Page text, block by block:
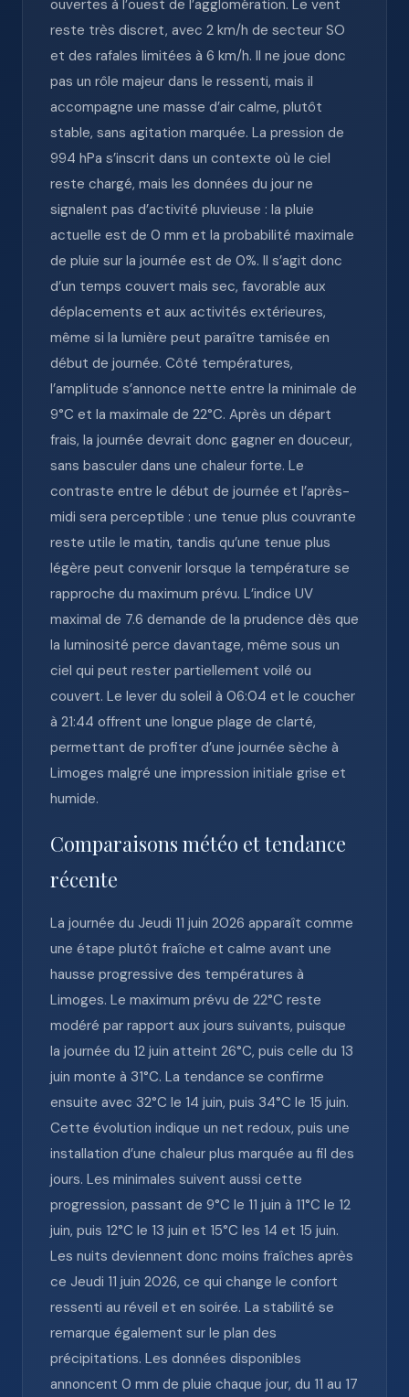
ouvertes à l’ouest de l’agglomération. Le vent
reste très discret, avec 2 km/h de secteur SO
et des rafales limitées à 6 km/h. Il ne joue donc
pas un rôle majeur dans le ressenti, mais il
accompagne une masse d’air calme, plutôt
stable, sans agitation marquée. La pression de
994 hPa s’inscrit dans un contexte où le ciel
reste chargé, mais les données du jour ne
signalent pas d’activité pluvieuse : la pluie
actuelle est de 0 mm et la probabilité maximale
de pluie sur la journée est de 0%. Il s’agit donc
d’un temps couvert mais sec, favorable aux
déplacements et aux activités extérieures,
même si la lumière peut paraître tamisée en
début de journée. Côté températures,
l’amplitude s’annonce nette entre la minimale de
9°C et la maximale de 22°C. Après un départ
frais, la journée devrait donc gagner en douceur,
sans basculer dans une chaleur forte. Le
contraste entre le début de journée et l’après-
midi sera perceptible : une tenue plus couvrante
reste utile le matin, tandis qu’une tenue plus
légère peut convenir lorsque la température se
rapproche du maximum prévu. L’indice UV
maximal de 7.6 demande de la prudence dès que
la luminosité perce davantage, même sous un
ciel qui peut rester partiellement voilé ou
couvert. Le lever du soleil à 06:04 et le coucher
à 21:44 offrent une longue plage de clarté,
permettant de profiter d’une journée sèche à
Limoges malgré une impression initiale grise et
humide.
Comparaisons météo et tendance
récente
La journée du Jeudi 11 juin 2026 apparaît comme
une étape plutôt fraîche et calme avant une
hausse progressive des températures à
Limoges. Le maximum prévu de 22°C reste
modéré par rapport aux jours suivants, puisque
la journée du 12 juin atteint 26°C, puis celle du 13
juin monte à 31°C. La tendance se confirme
ensuite avec 32°C le 14 juin, puis 34°C le 15 juin.
Cette évolution indique un net redoux, puis une
installation d’une chaleur plus marquée au fil des
jours. Les minimales suivent aussi cette
progression, passant de 9°C le 11 juin à 11°C le 12
juin, puis 12°C le 13 juin et 15°C les 14 et 15 juin.
Les nuits deviennent donc moins fraîches après
ce Jeudi 11 juin 2026, ce qui change le confort
ressenti au réveil et en soirée. La stabilité se
remarque également sur le plan des
précipitations. Les données disponibles
annoncent 0 mm de pluie chaque jour, du 11 au 17